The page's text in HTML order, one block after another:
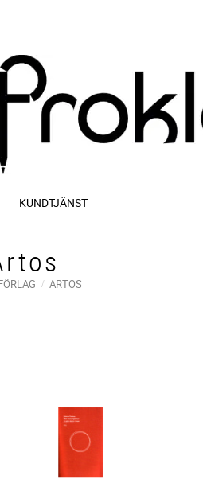
KUNDTJÄNST
ARTOS